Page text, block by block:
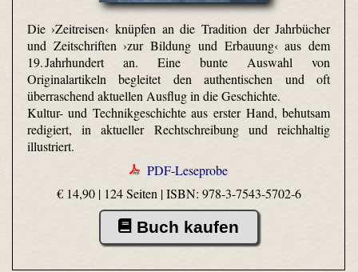
Die ›Zeitreisen‹ knüpfen an die Tradition der Jahrbücher
und Zeitschriften ›zur Bildung und Erbauung‹ aus dem
19. Jahrhundert an. Eine bunte Auswahl von
Originalartikeln begleitet den authentischen und oft
überraschend aktuellen Ausflug in die Geschichte.
Kultur- und Technikgeschichte aus erster Hand, behutsam
redigiert, in aktueller Rechtschreibung und reichhaltig
illustriert.
PDF-Leseprobe
€ 14,90 | 124 Seiten |ISBN: 978-3-7543-5702-6
Buch kaufen